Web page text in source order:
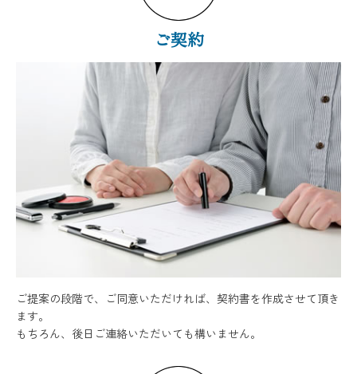
ご契約
ご提案の段階で、ご同意いただければ、契約書を作成させて頂き
ます。
もちろん、後日ご連絡いただいても構いません。